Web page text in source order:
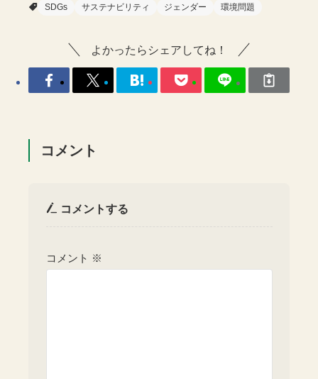
SDGs
サステナビリティ ジェンダー 環境問題
よかったらシェアしてね！
コメント
コメントする
コメント ※